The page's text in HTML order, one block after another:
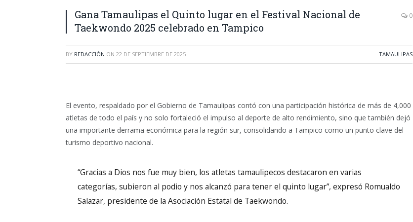
Gana Tamaulipas el Quinto lugar en el Festival Nacional de
Taekwondo 2025 celebrado en Tampico
0
BY REDACCIÓN ON 22 DE SEPTIEMBRE DE 2025 TAMAULIPAS
El evento, respaldado por el Gobierno de Tamaulipas contó con una participación histórica de más de 4,000
atletas de todo el país y no solo fortaleció el impulso al deporte de alto rendimiento, sino que también dejó
una importante derrama económica para la región sur, consolidando a Tampico como un punto clave del
turismo deportivo nacional.
“Gracias a Dios nos fue muy bien, los atletas tamaulipecos destacaron en varias
categorías, subieron al podio y nos alcanzó para tener el quinto lugar”, expresó Romualdo
Salazar, presidente de la Asociación Estatal de Taekwondo.